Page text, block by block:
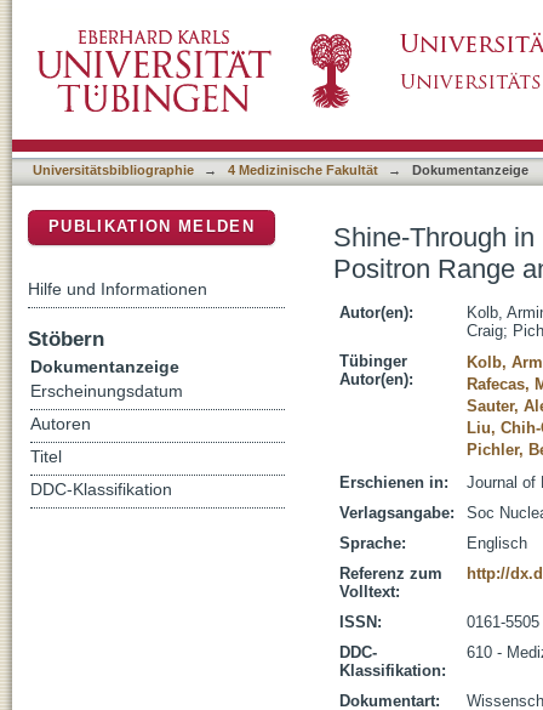
Subsequent Image Artifacts
Universitätsbibliographie → 4 Medizinische Fakultät → Dokumentanzeige
Shine-Through
Positron Range
Autor(en):
Kolb,
Craig;
Tübinger
Autor(en):
Kolb,
Rafecas,
Sauter,
Liu,
Pichler,
Erschienen in:
Journal of
Verlagsangabe:
Soc
Sprache:
Englisch
Referenz zum
Volltext:
http://
ISSN:
0161-5505
DDC-
Klassifikation:
610 -
Dokumentart:
PUBLIKATION MELDEN
Hilfe und Informationen
Stöbern
Dokumentanzeige
Erscheinungsdatum
Autoren
Titel
DDC-Klassifikation